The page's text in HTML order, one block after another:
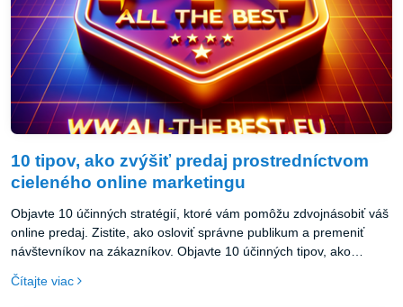
10 tipov, ako zvýšiť predaj prostredníctvom
cieleného online marketingu
Objavte 10 účinných stratégií, ktoré vám pomôžu zdvojnásobiť váš
online predaj. Zistite, ako osloviť správne publikum a premeniť
návštevníkov na zákazníkov. Objavte 10 účinných tipov, ako
predaj. Naučte sa využívať SEO, obsahový marketing, reklamné
Čítajte viac